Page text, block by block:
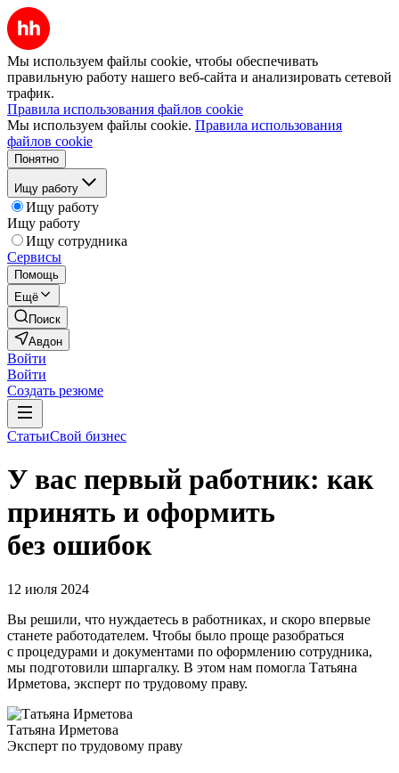
Мы используем файлы cookie, чтобы обеспечивать
правильную работу нашего веб-сайта и анализировать сетевой
трафик.
Правила использования файлов cookie
Мы используем файлы cookie. Правила использования
файлов cookie
Понятно
Ищу работу
Ищу работу
Ищу работу
Ищу сотрудника
Сервисы
Помощь
Ещё
Поиск
Авдон
Войти
Войти
Создать резюме
СтатьиСвой бизнес
У вас первый работник: как
принять и оформить
без ошибок
12 июля 2024
Вы решили, что нуждаетесь в работниках, и скоро впервые
станете работодателем. Чтобы было проще разобраться
с процедурами и документами по оформлению сотрудника,
мы подготовили шпаргалку. В этом нам помогла Татьяна
Ирметова, эксперт по трудовому праву.
Татьяна Ирметова
Эксперт по трудовому праву